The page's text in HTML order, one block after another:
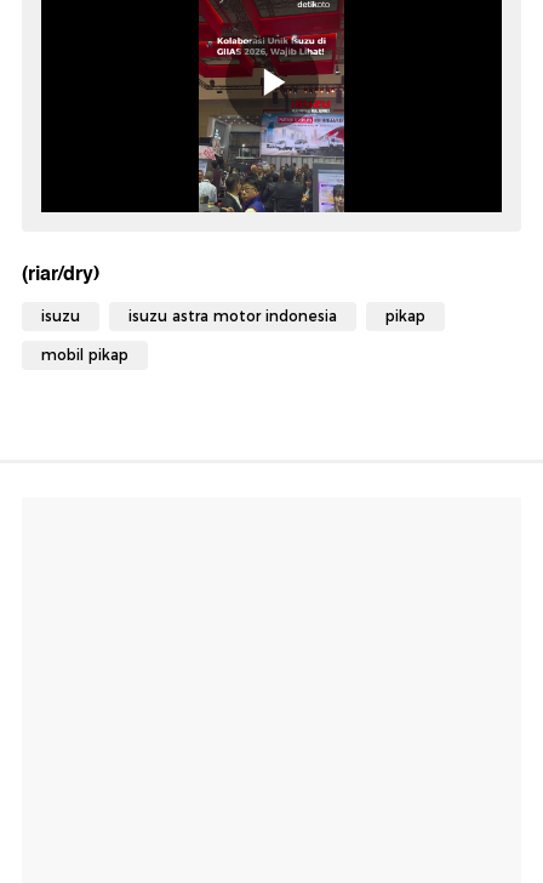
(riar/dry)
isuzu isuzu astra motor indonesia pikap
mobil pikap